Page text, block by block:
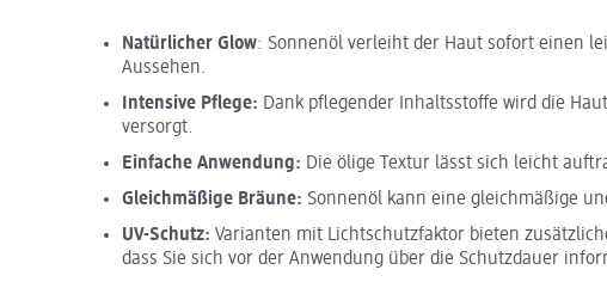
Natürlicher Glow: Sonnenöl verleiht der Haut sofort einen
Aussehen.
Intensive Pflege: Dank pflegender Inhaltsstoffe wird die
versorgt.
Einfache Anwendung: Die ölige Textur lässt sich leicht
Gleichmäßige Bräune: Sonnenöl kann eine gleichmäßige
UV-Schutz: Varianten mit Lichtschutzfaktor bieten
dass Sie sich vor der Anwendung über die Schutzdauer